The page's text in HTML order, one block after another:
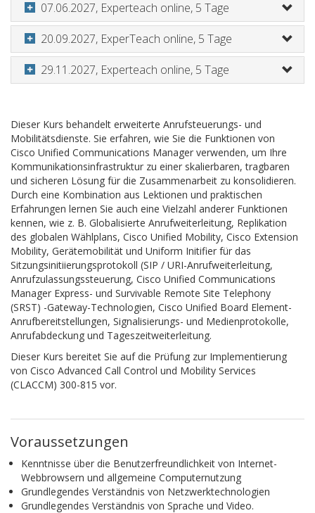
07.06.2027, Experteach online, 5 Tage
20.09.2027, ExperTeach online, 5 Tage
29.11.2027, Experteach online, 5 Tage
Dieser Kurs behandelt erweiterte Anrufsteuerungs- und
Mobilitätsdienste. Sie erfahren, wie Sie die Funktionen von
Cisco Unified Communications Manager verwenden, um Ihre
Kommunikationsinfrastruktur zu einer skalierbaren, tragbaren
und sicheren Lösung für die Zusammenarbeit zu konsolidieren.
Durch eine Kombination aus Lektionen und praktischen
Erfahrungen lernen Sie auch eine Vielzahl anderer Funktionen
kennen, wie z. B. Globalisierte Anrufweiterleitung, Replikation
des globalen Wählplans, Cisco Unified Mobility, Cisco Extension
Mobility, Gerätemobilität und Uniform Initifier für das
Sitzungsinitiierungsprotokoll (SIP / URI-Anrufweiterleitung,
Anrufzulassungssteuerung, Cisco Unified Communications
Manager Express- und Survivable Remote Site Telephony
(SRST) -Gateway-Technologien, Cisco Unified Board Element-
Anrufbereitstellungen, Signalisierungs- und Medienprotokolle,
Anrufabdeckung und Tageszeitweiterleitung.
Dieser Kurs bereitet Sie auf die Prüfung zur Implementierung
von Cisco Advanced Call Control und Mobility Services
(CLACCM) 300-815 vor.
Voraussetzungen
Kenntnisse über die Benutzerfreundlichkeit von Internet-
Webbrowsern und allgemeine Computernutzung
Grundlegendes Verständnis von Netzwerktechnologien
Grundlegendes Verständnis von Sprache und Video.